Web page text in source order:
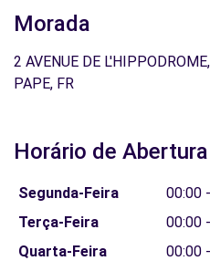
Morada
2 AVENUE DE
PAPE, FR
Horário de Abertura
Segunda-Feira
00:00
Terça-Feira
00:00
Quarta-Feira
00:00